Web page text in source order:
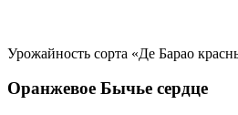
Урожайность сорта «Де Барао
Оранжевое Бычье сердце